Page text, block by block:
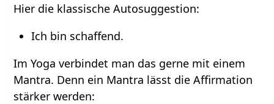
Hier die klassische Autosuggestion:
Ich bin schaffend.
Im Yoga verbindet man das gerne mit einem
Mantra. Denn ein Mantra lässt die Affirmation
stärker werden: